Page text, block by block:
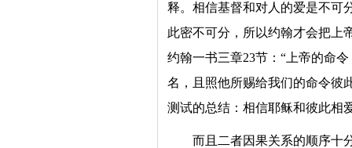
释。相信基督和对人的爱是不可
此密不可分，所以约翰才会把上
约翰一书三章23节：“上帝的命
名，且照他所赐给我们的命令彼
测试的总结：相信耶稣和彼此相
而且二者因果关系的顺序十